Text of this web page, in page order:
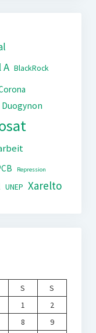
A BlackRock
Duogynon
Repression
UNEP Xarelto
S
S
1
2
8 9